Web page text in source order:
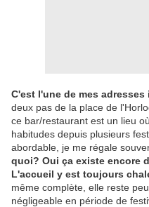
C'est l'une de mes
deux pas de la place de
ce bar/restaurant est un lieu
habitudes depuis plusieurs
abordable, je me régale
quoi? Oui ça existe encore
L'accueil y est toujours
même complète, elle reste
négligeable en période de